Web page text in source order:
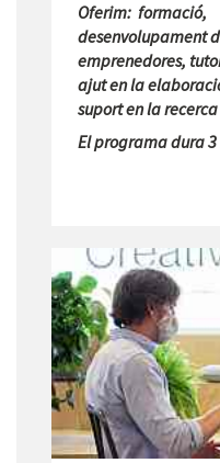
Oferim: formació,
desenvolupament
emprenedores,
ajut en la
suport en la
El programa dura 3